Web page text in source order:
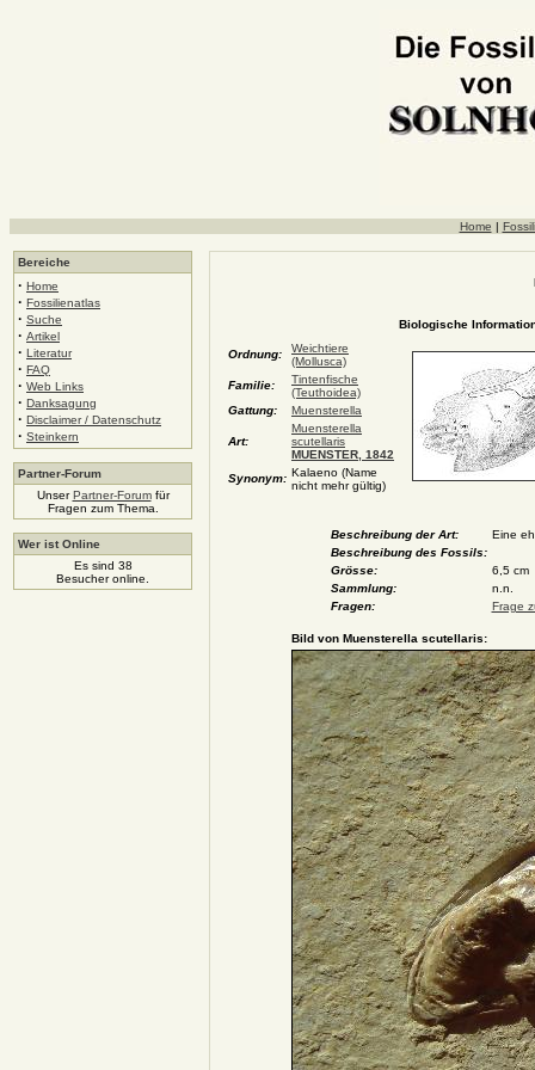
Home |
Bereiche
· Home
· Fossilienatlas
· Suche
· Artikel
· Literatur
· FAQ
· Web Links
· Danksagung
· Disclaimer / Datenschutz
· Steinkern
Partner-Forum
UnserPartner-Forumfür
Fragen zum Thema.
Wer ist Online
Es sind 38
Besucher online.
Biologische
Ordnung:
Weichtiere
(Mollusca)
Familie:
Tintenfische
(Teuthoidea)
Gattung:
Muensterella
Art:
Muensterella
scutellaris
MUENSTER, 1842
Synonym: Kalaeno (Name
nicht mehr gültig)
Beschreibung der Art:
Eine
Beschreibung des Fossils:
Grösse:
6,5 cm
Sammlung:
n.n.
Fragen:
Frage
Bild von Muensterella scutellaris: